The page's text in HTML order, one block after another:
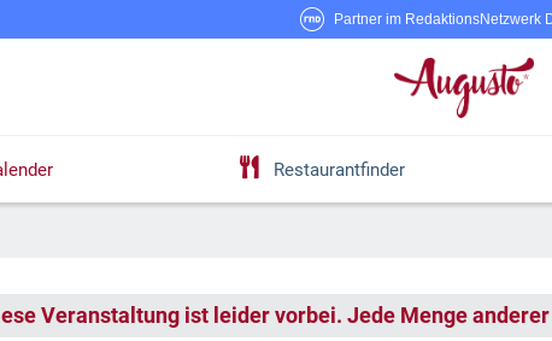
Partner im RedaktionsNetzwerk
Restaurantfinder
Veranstaltung ist leider vorbei. Jede Menge